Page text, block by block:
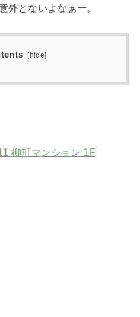
外とないよなぁー。
[hide]
柳町マンション 1F